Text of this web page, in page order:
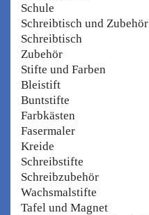
Schule
Schreibtisch und Zubehör
Schreibtisch
Zubehör
Stifte und Farben
Bleistift
Buntstifte
Farbkästen
Fasermaler
Kreide
Schreibstifte
Schreibzubehör
Wachsmalstifte
Tafel und Magnet